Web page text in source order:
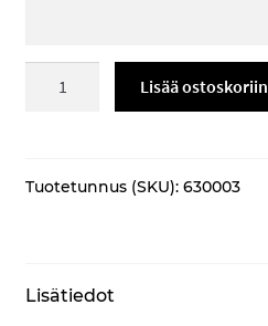
Lisää ostoskoriin
Tuotetunnus (SKU): 630003
Lisätiedot